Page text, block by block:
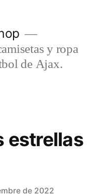
y ropa
de Ajax.
estrellas
de 2022